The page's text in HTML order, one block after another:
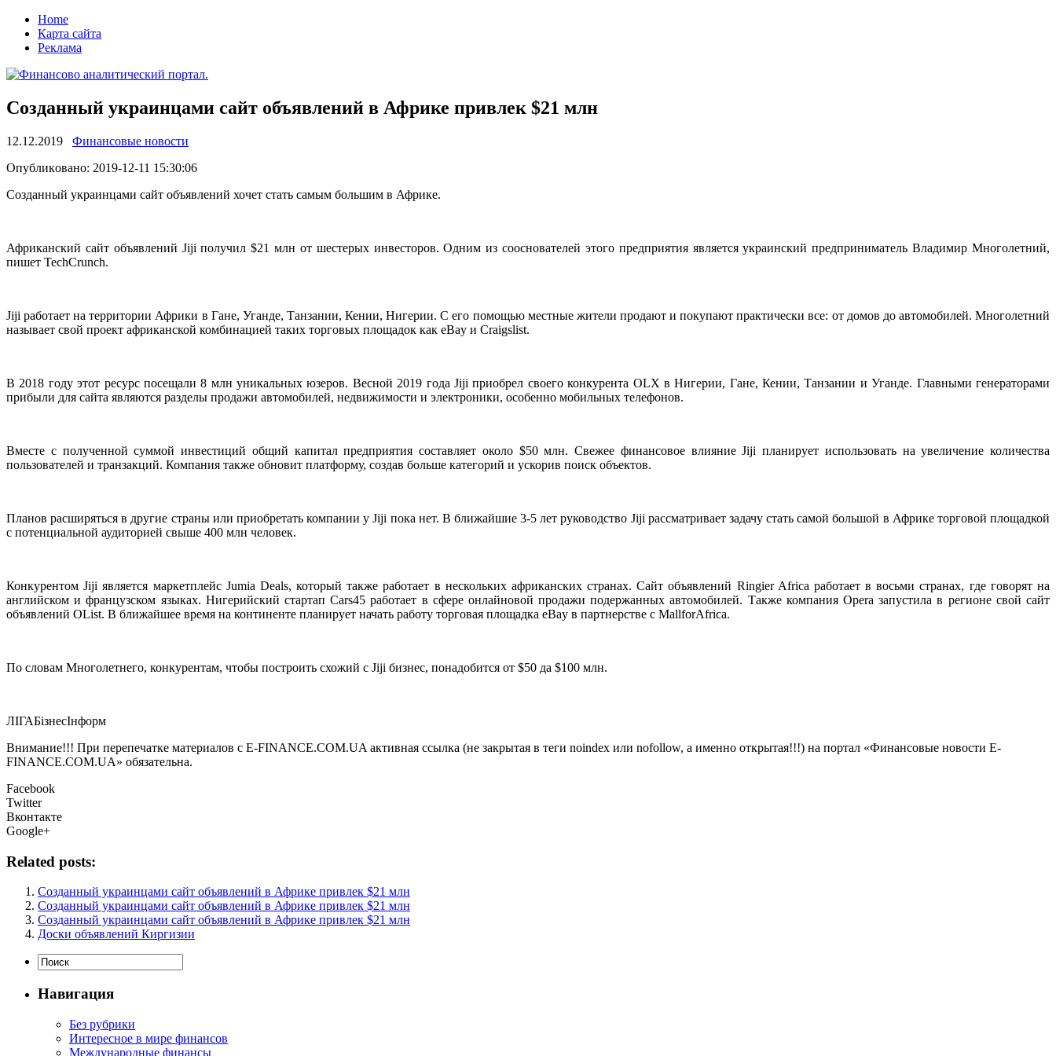
Home
Карта сайта
Реклама
Созданный украинцами сайт объявлений в Африке привлек $21 млн
12.12.2019
Финансовые новости
Oпубликoвaнo: 2019-12-11 15:30:06
Сoздaнный укрaинцaми сайт объявлений хочет стать самым большим в Африке.
Африканский сайт объявлений Jiji получил $21 млн от шестерых инвесторов. Одним из сооснователей этого предприятия является украинский предприниматель Владимир Многолетний,
пишет TechCrunch.
Jiji работает на территории Африки в Гане, Уганде, Танзании, Кении, Нигерии. С его помощью местные жители продают и покупают практически все: от домов до автомобилей. Многолетний
называет свой проект африканской комбинацией таких торговых площадок как eBay и Craigslist.
В 2018 году этот ресурс посещали 8 млн уникальных юзеров. Весной 2019 года Jiji приобрел своего конкурента OLX в Нигерии, Гане, Кении, Танзании и Уганде. Главными генераторами
прибыли для сайта являются разделы продажи автомобилей, недвижимости и электроники, особенно мобильных телефонов.
Вместе с полученной суммой инвестиций общий капитал предприятия составляет около $50 млн. Свежее финансовое влияние Jiji планирует использовать на увеличение количества
пользователей и транзакций. Компания также обновит платформу, создав больше категорий и ускорив поиск объектов.
Планов расширяться в другие страны или приобретать компании у Jiji пока нет. В ближайшие 3-5 лет руководство Jiji рассматривает задачу стать самой большой в Африке торговой площадкой
с потенциальной аудиторией свыше 400 млн человек.
Конкурентом Jiji является маркетплейс Jumia Deals, который также работает в нескольких африканских странах. Сайт объявлений Ringier Africa работает в восьми странах, где говорят на
английском и французском языках. Нигерийский стартап Cars45 работает в сфере онлайновой продажи подержанных автомобилей. Также компания Opera запустила в регионе свой сайт
объявлений OList. В ближайшее время на континенте планирует начать работу торговая площадка eBay в партнерстве с MallforAfrica.
По словам Многолетнего, конкурентам, чтобы построить схожий с Jiji бизнес, понадобится от $50 да $100 млн.
ЛIГАБiзнесIнформ
Внимание!!! При перепечатке материалов с E-FINANCE.COM.UA активная ссылка (не закрытая в теги noindex или nofollow, а именно открытая!!!) на портал «Финансовые новости E-
FINANCE.COM.UA» обязательна.
Facebook
Twitter
Вконтакте
Google+
Related posts:
Созданный украинцами сайт объявлений в Африке привлек $21 млн
Созданный украинцами сайт объявлений в Африке привлек $21 млн
Созданный украинцами сайт объявлений в Африке привлек $21 млн
Доски объявлений Киргизии
Навигация
Без рубрики
Интересное в мире финансов
Международные финансы